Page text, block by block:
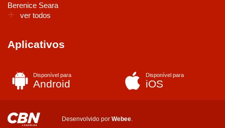
Berenice Seara
ver todos
Aplicativos
Disponível para
Android
Disponível para
iOS
Desenvolvido por Webee